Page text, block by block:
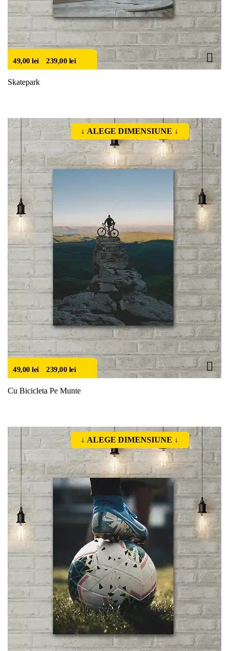
49,00 lei– 239,00 lei
Skatepark
49,00 lei– 239,00 lei
Cu Bicicleta Pe Munte